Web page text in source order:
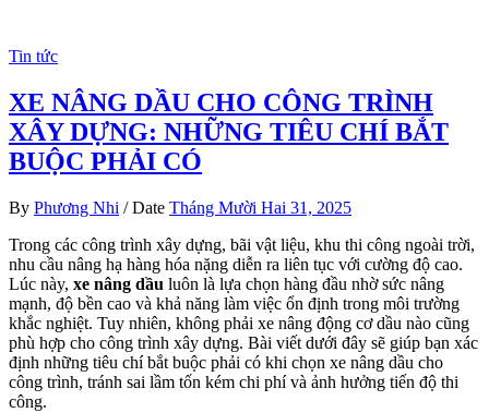
Tin tức
XE NÂNG DẦU CHO CÔNG TRÌNH
XÂY DỰNG: NHỮNG TIÊU CHÍ BẮT
BUỘC PHẢI CÓ
By Phương Nhi / Date Tháng Mười Hai 31, 2025
Trong các công trình xây dựng, bãi vật liệu, khu thi công ngoài trời,
nhu cầu nâng hạ hàng hóa nặng diễn ra liên tục với cường độ cao.
Lúc này, xe nâng dầu luôn là lựa chọn hàng đầu nhờ sức nâng
mạnh, độ bền cao và khả năng làm việc ổn định trong môi trường
khắc nghiệt. Tuy nhiên, không phải xe nâng động cơ dầu nào cũng
phù hợp cho công trình xây dựng. Bài viết dưới đây sẽ giúp bạn xác
định những tiêu chí bắt buộc phải có khi chọn xe nâng dầu cho
công trình, tránh sai lầm tốn kém chi phí và ảnh hưởng tiến độ thi
công.